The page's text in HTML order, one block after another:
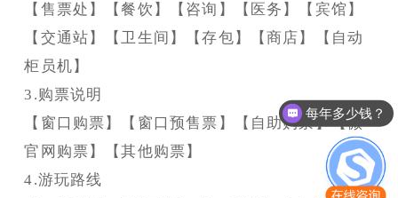
【售票处】【餐饮】【咨询】【医务】【宾馆】
【交通站】【卫生间】【存包】【商店】【自动
柜员机】
3.购票说明
【窗口购票】【窗口预售票】【自助购票】【微
官网购票】【其他购票】
4.游玩路线
有人工售后服务吗？